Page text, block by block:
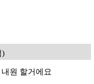
)
원 할거에요